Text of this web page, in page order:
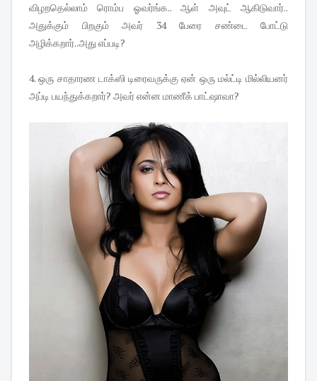
விழறதெல்லாம் ரொம்ப ஓவர்ங்க.. ஆள் அவுட் ஆகிடுவார்..
அதுக்கும் பிறகும் அவர் 34 பேரை சண்டை போட்டு
அழிக்கறார்..அது எப்படி?
4. ஒரு சாதாரண டாக்ஸி டிரைவருக்கு ஏன் ஒரு மல்ட்டி மில்லியனர்
அப்டி பயந்துக்கறார்? அவர் என்ன மாணீக் பாட்ஷாவா?